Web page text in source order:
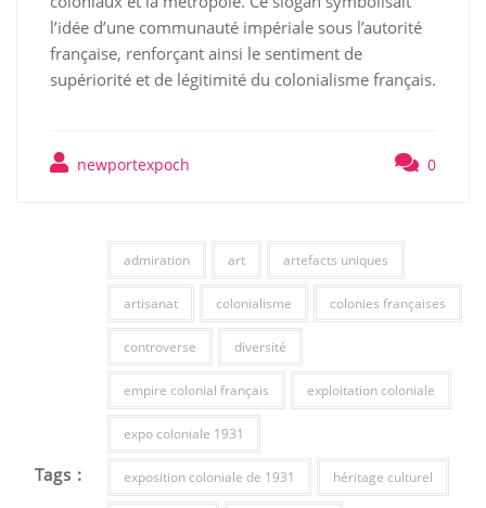
l’idée d’une communauté impériale sous l’autorité
française, renforçant ainsi le sentiment de
supériorité et de légitimité du colonialisme français.
newportexpoch 0
Tags :
admiration art artefacts uniques
artisanat colonialisme colonies françaises
controverse diversité
empire colonial français exploitation coloniale
expo coloniale 1931
exposition coloniale de 1931 héritage culturel